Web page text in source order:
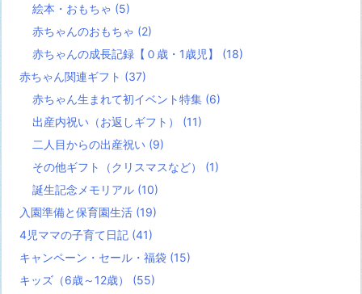
絵本・おもちゃ (5)
赤ちゃんのおもちゃ (2)
赤ちゃんの成長記録【０歳・1歳児】 (18)
赤ちゃん関連ギフト (37)
赤ちゃん生まれて初イベント特集 (6)
出産内祝い（お返しギフト） (11)
二人目からの出産祝い (9)
その他ギフト（クリスマスなど） (1)
誕生記念メモリアル (10)
入園準備と保育園生活 (19)
4児ママの子育て日記 (41)
キャンペーン・セール・福袋 (15)
キッズ（6歳～12歳） (55)